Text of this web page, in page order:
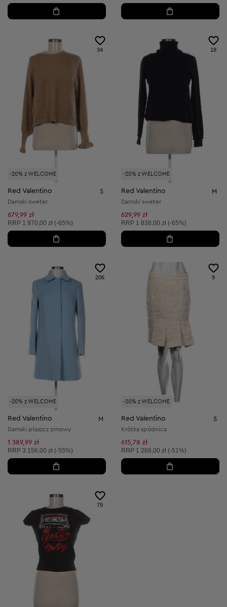
-20% z WELCOME
34
Red Valentino S
Damski sweter
679,99 zł
Cena sugerowana:
RRP 1 970,00 zł (-65%)
-20% z WELCOME
18
Red Valentino M
Damski sweter
629,99 zł
Cena sugerowana:
RRP 1 838,00 zł (-65%)
-20% z WELCOME
206
Red Valentino M
Damski płaszcz zimowy
1 389,99 zł
Cena sugerowana:
RRP 3 156,00 zł (-55%)
-20% z WELCOME
9
Red Valentino S
Krótka spódnica
615,78 zł
Cena sugerowana:
RRP 1 268,00 zł (-51%)
79